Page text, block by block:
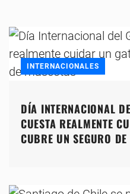
INTERNACIONALES
DÍA INTERNACIONAL
CUESTA REALMENTE
CUBRE UN SEGURO